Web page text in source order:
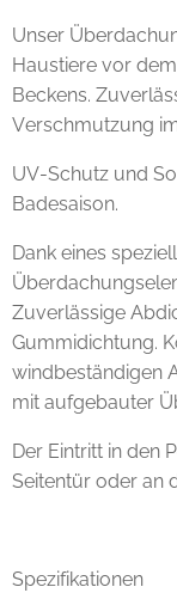
Unser
Haustiere vor
Beckens.
Verschmutzung
UV-Schutz und
Badesaison.
Dank eines
Zuverlässige
Gummidichtung.
windbeständigen
mit aufgebauter
Der Eintritt in den
Seitentür oder an
Spezifikationen